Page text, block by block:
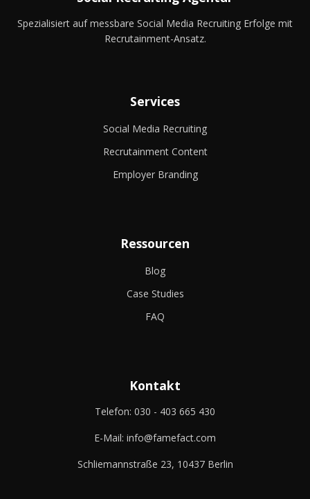
Spezialisiert auf messbare Social Media Recruiting Erfolge mit
Recrutainment-Ansatz.
Services
Social Media Recruiting
Recrutainment Content
Employer Branding
Ressourcen
Blog
Case Studies
FAQ
Kontakt
Telefon: 030 - 403 665 430
E-Mail: info@famefact.com
Schliemannstraße 23, 10437 Berlin